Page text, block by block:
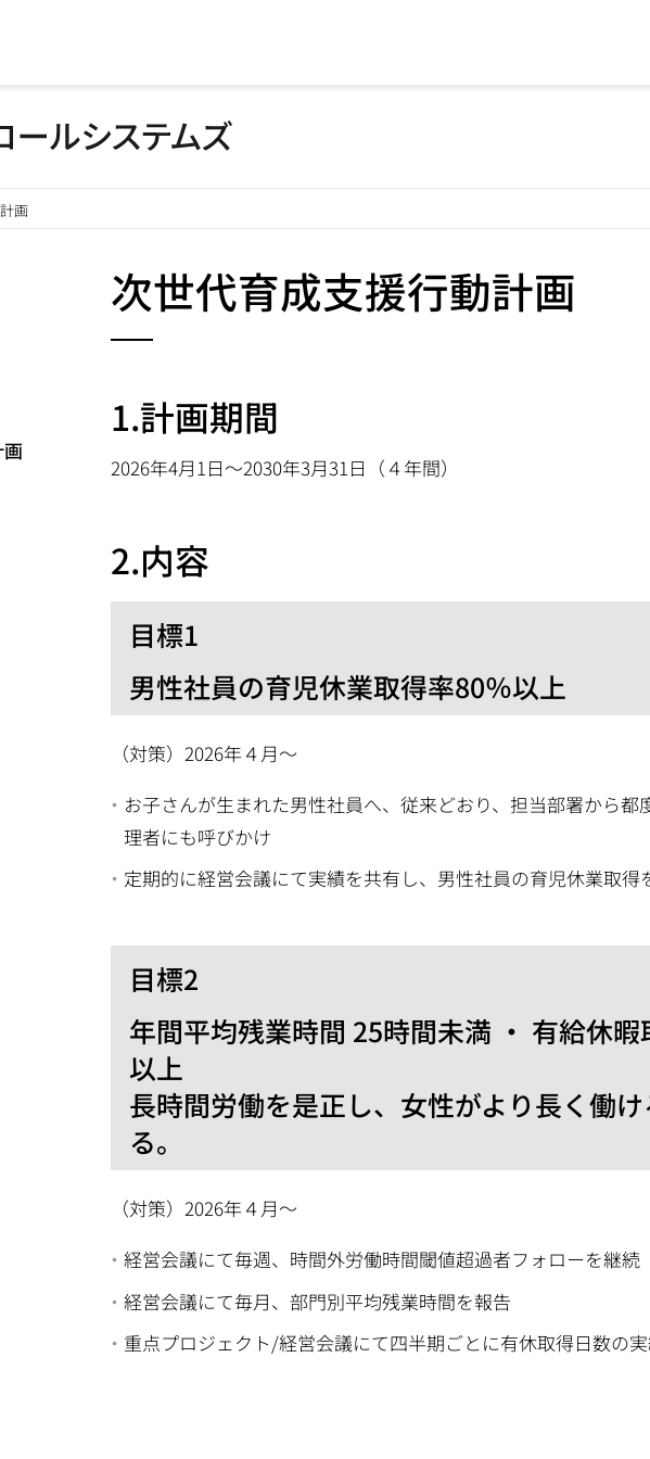
画
次世代育成支援行動計画
1.計画期間
2026年4月1日～2030年3月31日（４年間）
2.内容
目標1
男性社員の育児休業取得率80％以上
（対策）2026年４月～
お子さんが生まれた男性社員へ、従来どおり、担当部署から
理者にも呼びかけ
定期的に経営会議にて実績を共有し、男性社員の育児休業取得
目標2
年間平均残業時間 25時間未満 ・ 有給休
以上
長時間労働を是正し、女性がより長く働
る。
（対策）2026年４月～
経営会議にて毎週、時間外労働時間閾値超過者フォローを継続
経営会議にて毎月、部門別平均残業時間を報告
重点プロジェクト/経営会議にて四半期ごとに有休取得日数の